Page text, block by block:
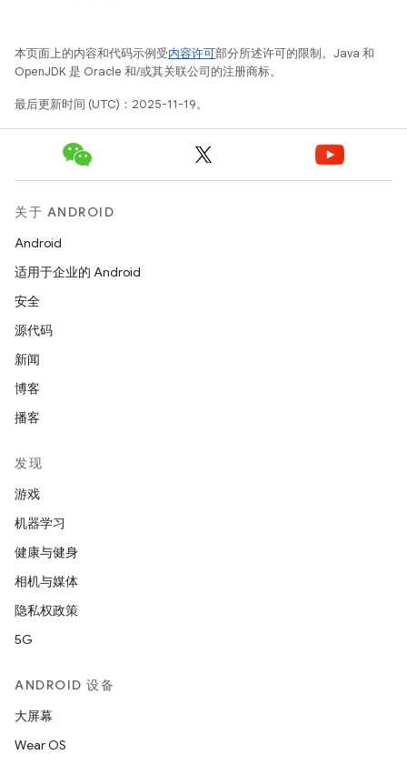
本页面上的内容和代码示例受内容许可部分所述许可的限制。Java 和
OpenJDK 是 Oracle 和/或其关联公司的注册商标。
最后更新时间 (UTC)：2025-11-19。
关于 ANDROID
Android
适用于企业的 Android
安全
源代码
新闻
博客
播客
发现
游戏
机器学习
健康与健身
相机与媒体
隐私权政策
5G
ANDROID 设备
大屏幕
Wear OS